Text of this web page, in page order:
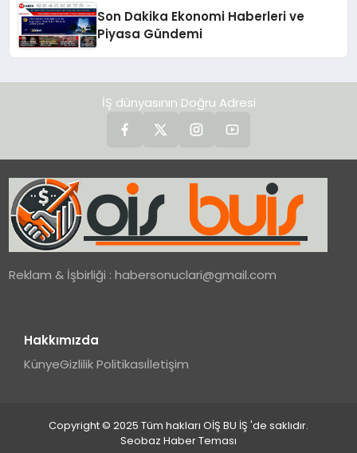
Son Dakika Ekonomi Haberleri ve
Piyasa Gündemi
İŞ dünyasının Doğru Adresi
Reklam & İşbirliği :habersonuclari@gmail.com
Hakkımızda
KünyeGizlilik Politikasıİletişim
Copyright © 2025 Tüm hakları OİŞ BU İŞ 'de saklıdır.
Seobaz Haber Teması